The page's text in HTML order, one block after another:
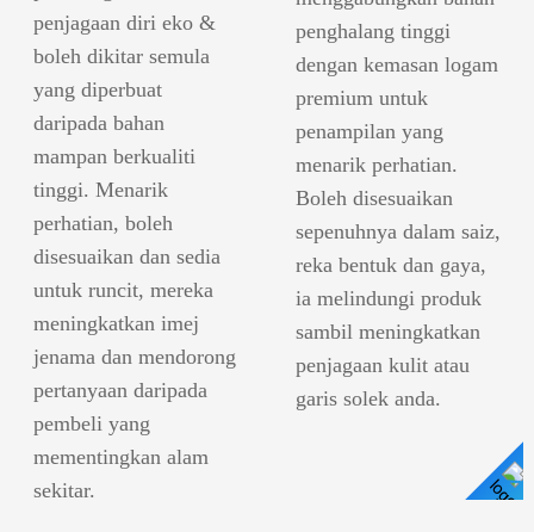
penjagaan diri eko &
boleh dikitar semula
yang diperbuat
daripada bahan
mampan berkualiti
tinggi. Menarik
perhatian, boleh
disesuaikan dan sedia
untuk runcit, mereka
meningkatkan imej
jenama dan mendorong
pertanyaan daripada
pembeli yang
mementingkan alam
sekitar.
penghalang tinggi
dengan kemasan logam
premium untuk
penampilan yang
menarik perhatian.
Boleh disesuaikan
sepenuhnya dalam saiz,
reka bentuk dan gaya,
ia melindungi produk
sambil meningkatkan
penjagaan kulit atau
garis solek anda.